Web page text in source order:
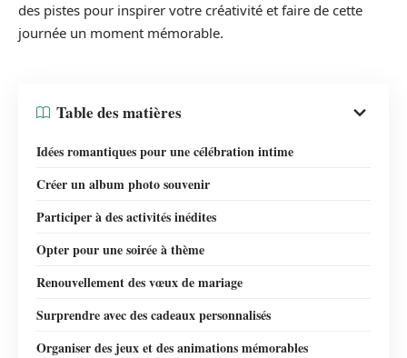
des pistes pour inspirer votre créativité et faire de cette
journée un moment mémorable.
Table des matières
Idées romantiques pour une célébration intime
Créer un album photo souvenir
Participer à des activités inédites
Opter pour une soirée à thème
Renouvellement des vœux de mariage
Surprendre avec des cadeaux personnalisés
Organiser des jeux et des animations mémorables